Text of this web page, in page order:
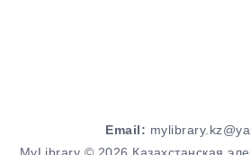
Email:
MyLibrary © 2026 Казахстанская